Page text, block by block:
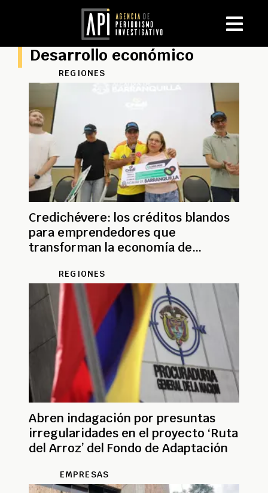
Desarrollo económico
REGIONES
Credichévere: los créditos blandos
para emprendedores que
transforman la economía de
REGIONES
Abren indagación por presuntas
irregularidades en el proyecto ‘Ruta
del Arroz’ del Fondo de Adaptación
EMPRESAS